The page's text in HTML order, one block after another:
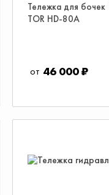
Тележка для
TOR HD-80A
46 000 ₽